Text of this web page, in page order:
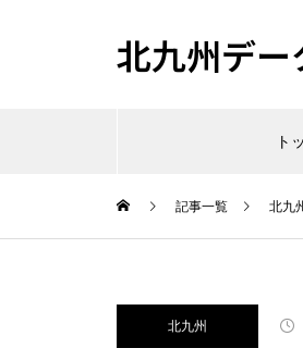
北九州デー
ト
記事一覧 北九
北九州